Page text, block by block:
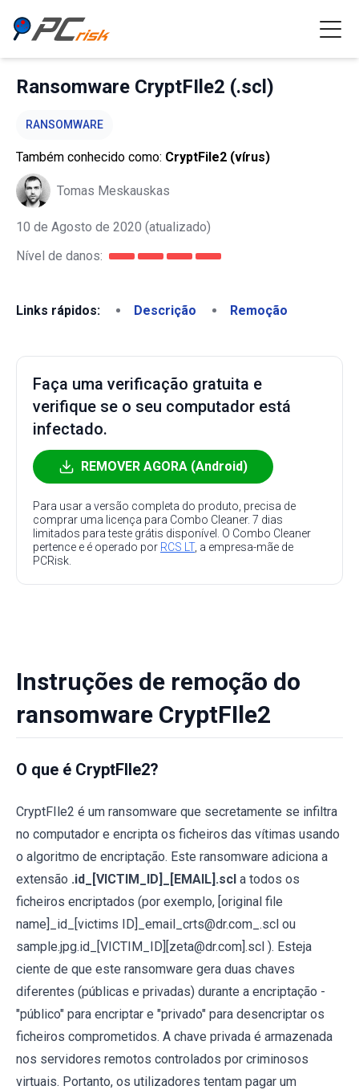
Ransomware CryptFIle2 (.scl)
RANSOMWARE
Também conhecido como: CryptFile2 (vírus)
Tomas Meskauskas
10 de Agosto de 2020 (atualizado)
Nível de danos:
Links rápidos: Descrição Remoção
Faça uma verificação gratuita e
verifique se o seu computador está
infectado.
REMOVER AGORA (Android)
Para usar a versão completa do produto, precisa de
comprar uma licença para Combo Cleaner. 7 dias
limitados para teste grátis disponível. O Combo Cleaner
pertence e é operado por RCS LT, a empresa-mãe de
PCRisk.
Instruções de remoção do
ransomware CryptFIle2
O que é CryptFIle2?
CryptFIle2 é um ransomware que secretamente se infiltra
no computador e encripta os ficheiros das vítimas usando
o algoritmo de encriptação. Este ransomware adiciona a
extensão .id_[VICTIM_ID]_[EMAIL].scl a todos os
ficheiros encriptados (por exemplo, [original file
name]_id_[victims ID]_email_crts@dr.com_.scl ou
sample.jpg.id_[VICTIM_ID][zeta@dr.com].scl ). Esteja
ciente de que este ransomware gera duas chaves
diferentes (públicas e privadas) durante a encriptação -
"público" para encriptar e "privado" para desencriptar os
ficheiros comprometidos. A chave privada é armazenada
nos servidores remotos controlados por criminosos
virtuais. Portanto, os utilizadores tentam pagar um